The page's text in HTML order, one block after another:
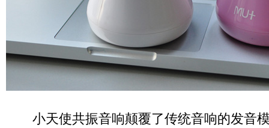
小天使共振音响颠覆了传统音响的发音